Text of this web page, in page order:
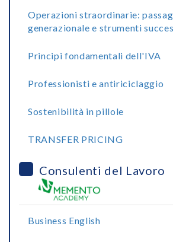
Operazioni straordinarie:
generazionale e strumenti
Principi fondamentali dell'IVA
Professionisti e antiriciclaggio
Sostenibilità in pillole
TRANSFER PRICING
Consulenti del Lavoro
Business English